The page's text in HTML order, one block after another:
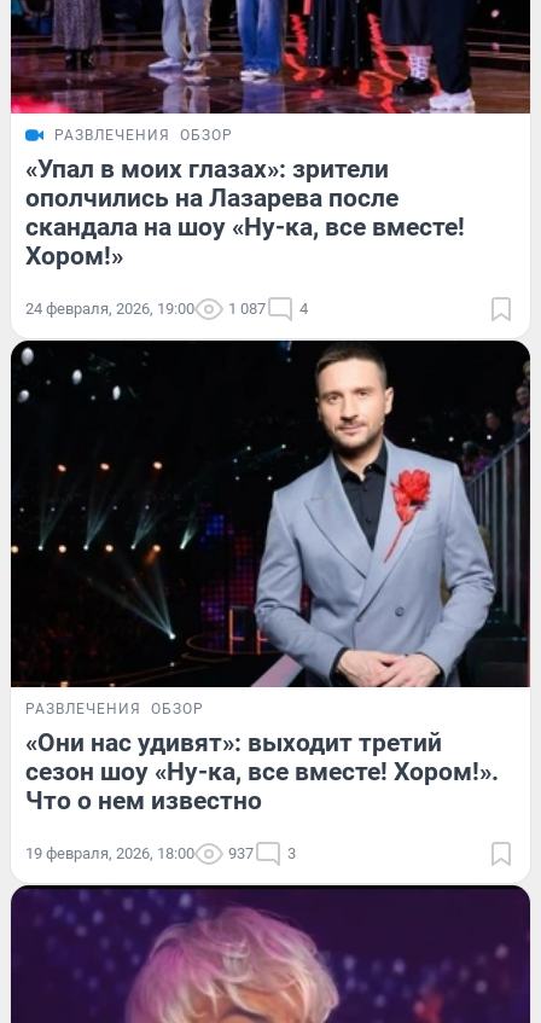
РАЗВЛЕЧЕНИЯ ОБЗОР
«Упал в моих глазах»: зрители
ополчились на Лазарева после
скандала на шоу «Ну-ка, все вместе!
Хором!»
24 февраля, 2026, 19:00 1 087 4
РАЗВЛЕЧЕНИЯ ОБЗОР
«Они нас удивят»: выходит третий
сезон шоу «Ну-ка, все вместе! Хором!».
Что о нем известно
19 февраля, 2026, 18:00 937 3